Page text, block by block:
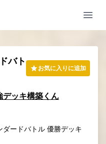
バト
お気に入りに追加
デッキ構築くん
ードバトル 優勝デッキ